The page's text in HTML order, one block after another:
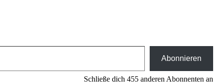
Abonnieren
Schließe dich 455 anderen Abonnenten an